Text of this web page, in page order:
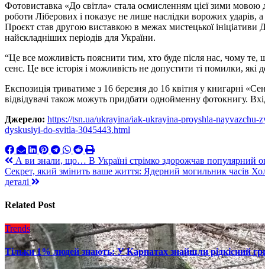
Фотовиставка «До світла» стала осмисленням цієї зими мовою
роботи Ліберових і показує не лише наслідки ворожих ударів,
Проєкт став другою виставкою в межах мистецької
найскладніших періодів для України.
“Це все можливість пояснити тим, хто буде після нас, чому те,
сенс. Це все історія і можливість не допустити ті помилки,
Експозиція триватиме з 16 березня до 16 квітня у книгарні
відвідувачі також можуть придбати однойменну фотокнигу.
Джерело: https://tsn.ua/ukrayina/iak-ukrayina-proyshla-
dyskusiyi-do-svitla-3045443.html
Навигация
по
А ви знали, що… В Україні стрімко здорожчав популярний
Секрет, який змінить ваше життя: Ядерний могильник часів
деталі
Related Post
Trends
Тільки 1% людей знають: У Карпатах знайшли рідкісний